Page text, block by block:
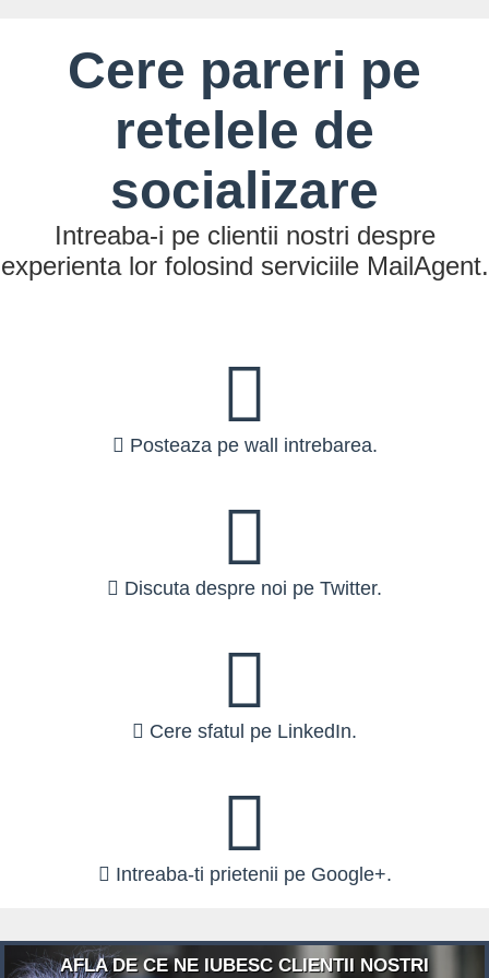
Cere pareri pe
retelele de
socializare
Intreaba-i pe clientii nostri despre
experienta lor folosind serviciile MailAgent.
Posteaza pe wall intrebarea.
Discuta despre noi pe Twitter.
Cere sfatul pe LinkedIn.
Intreaba-ti prietenii pe Google+.
AFLA DE CE NE IUBESC CLIENTII NOSTRI